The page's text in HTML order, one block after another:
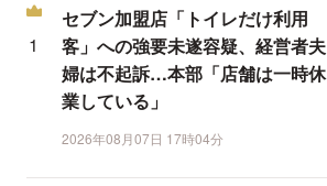
セブン加盟店「トイレだけ利用
客」への強要未遂容疑、経営者夫
婦は不起訴…本部「店舗は一時休
業している」
2026年08月07日 17時04分